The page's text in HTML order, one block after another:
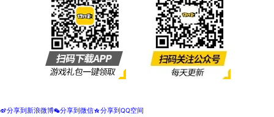
t分享到新浪微博w分享到微信z分享到QQ空间